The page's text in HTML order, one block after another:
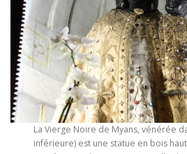
La Vierge Noire de Myans, vénérée
inférieure) est une statue en bois